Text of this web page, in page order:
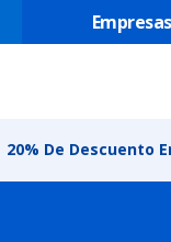
Empresas
20% De Descuento